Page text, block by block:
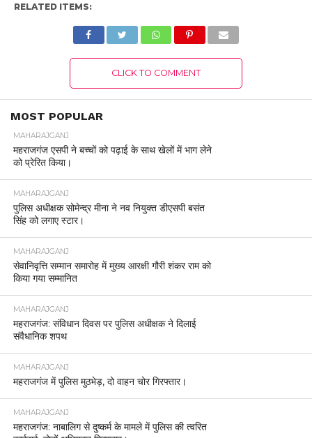
RELATED ITEMS:
CLICK TO COMMENT
MOST POPULAR
MAHARAJGANJ
महराजगंज एसपी ने बच्चों को पढ़ाई के साथ खेलों में भाग लेने
को प्रेरित किया।
MAHARAJGANJ
पुलिस अधीक्षक सोमेन्द्र मीना ने नव नियुक्त डीएसपी बसंत
सिंह को लगाए स्टार।
MAHARAJGANJ
सेवानिवृत्ति सम्मान समारोह में मुख्य आरक्षी गौरी शंकर राम को
किया गया सम्मानित
MAHARAJGANJ
महराजगंज: संविधान दिवस पर पुलिस अधीक्षक ने दिलाई
संवैधानिक शपथ
MAHARAJGANJ
महराजगंज में पुलिस मुठभेड़, दो वाहन चोर गिरफ्तार।
MAHARAJGANJ
महराजगंज: नाबालिग से दुष्कर्म के मामले में पुलिस की त्वरित